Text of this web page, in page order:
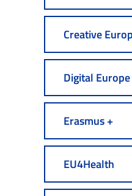
Creative
Digital Europe
Erasmus +
EU4Health